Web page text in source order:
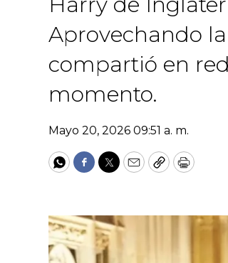
Aprovechando
compartió en
momento.
Mayo 20, 2026 09:51 a. m.
WhatsApp
Facebook
Twitter
EmailCopyPrint